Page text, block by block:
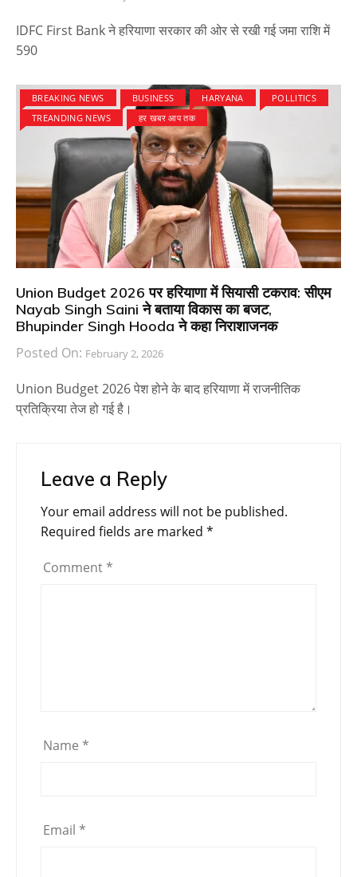
IDFC First Bank ने हरियाणा सरकार की ओर से रखी गई जमा राशि में
590
BREAKING NEWS BUSINESS HARYANA
POLLITICS
TREANDING NEWS
हर खबर आप तक
Union Budget 2026 पर हरियाणा में सियासी टकराव: सीएम
Nayab Singh Saini ने बताया विकास का बजट,
Bhupinder Singh Hooda ने कहा निराशाजनक
Posted On: February 2, 2026
Union Budget 2026 पेश होने के बाद हरियाणा में राजनीतिक
प्रतिक्रिया तेज हो गई है।
Leave a Reply
Your email address will not be published.
Required fields are marked *
Comment *
Name *
Email *